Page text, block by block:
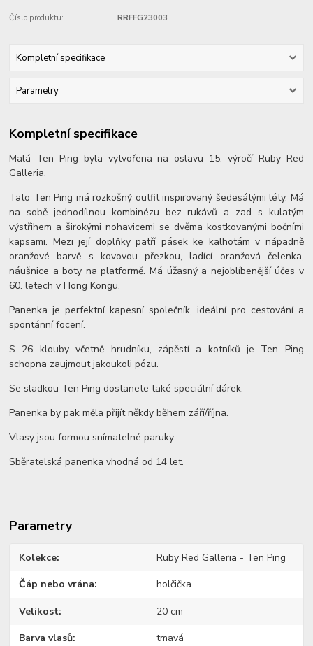
Číslo produktu: RRFFG23003
Kompletní specifikace
Parametry
Kompletní specifikace
Malá Ten Ping byla vytvořena na oslavu 15. výročí Ruby Red
Galleria.
Tato Ten Ping má rozkošný outfit inspirovaný šedesátými léty. Má
na sobě jednodílnou kombinézu bez rukávů a zad s kulatým
výstřihem a širokými nohavicemi se dvěma kostkovanými bočními
kapsami. Mezi její doplňky patří pásek ke kalhotám v nápadně
oranžové barvě s kovovou přezkou, ladící oranžová čelenka,
náušnice a boty na platformě. Má úžasný a nejoblíbenější účes v
60. letech v Hong Kongu.
Panenka je perfektní kapesní společník, ideální pro cestování a
spontánní focení.
S 26 klouby včetně hrudníku, zápěstí a kotníků je Ten Ping
schopna zaujmout jakoukoli pózu.
Se sladkou Ten Ping dostanete také speciální dárek.
Panenka by pak měla přijít někdy během září/října.
Vlasy jsou formou snímatelné paruky.
Sběratelská panenka vhodná od 14 let.
Parametry
Kolekce Ruby Red Galleria - Ten Ping
Čáp nebo vrána holčička
Velikost 20 cm
Barva vlasů tmavá